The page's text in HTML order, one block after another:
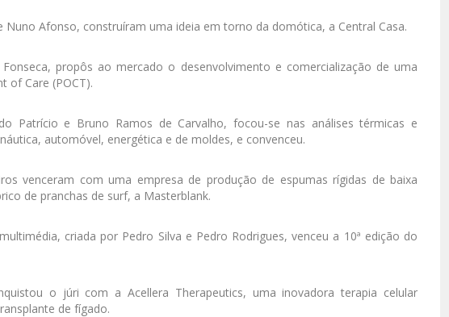
Nuno Afonso, construíram uma ideia em torno da domótica, a Central Casa.
propôs ao mercado o desenvolvimento e comercialização de uma
of Care (POCT).
Patrício e Bruno Ramos de Carvalho, focou-se nas análises térmicas e
automóvel, energética e de moldes, e convenceu.
venceram com uma empresa de produção de espumas rígidas de baixa
de pranchas de surf, a Masterblank.
criada por Pedro Silva e Pedro Rodrigues, venceu a 10ª edição do
o júri com a Acellera Therapeutics, uma inovadora terapia celular
de fígado.